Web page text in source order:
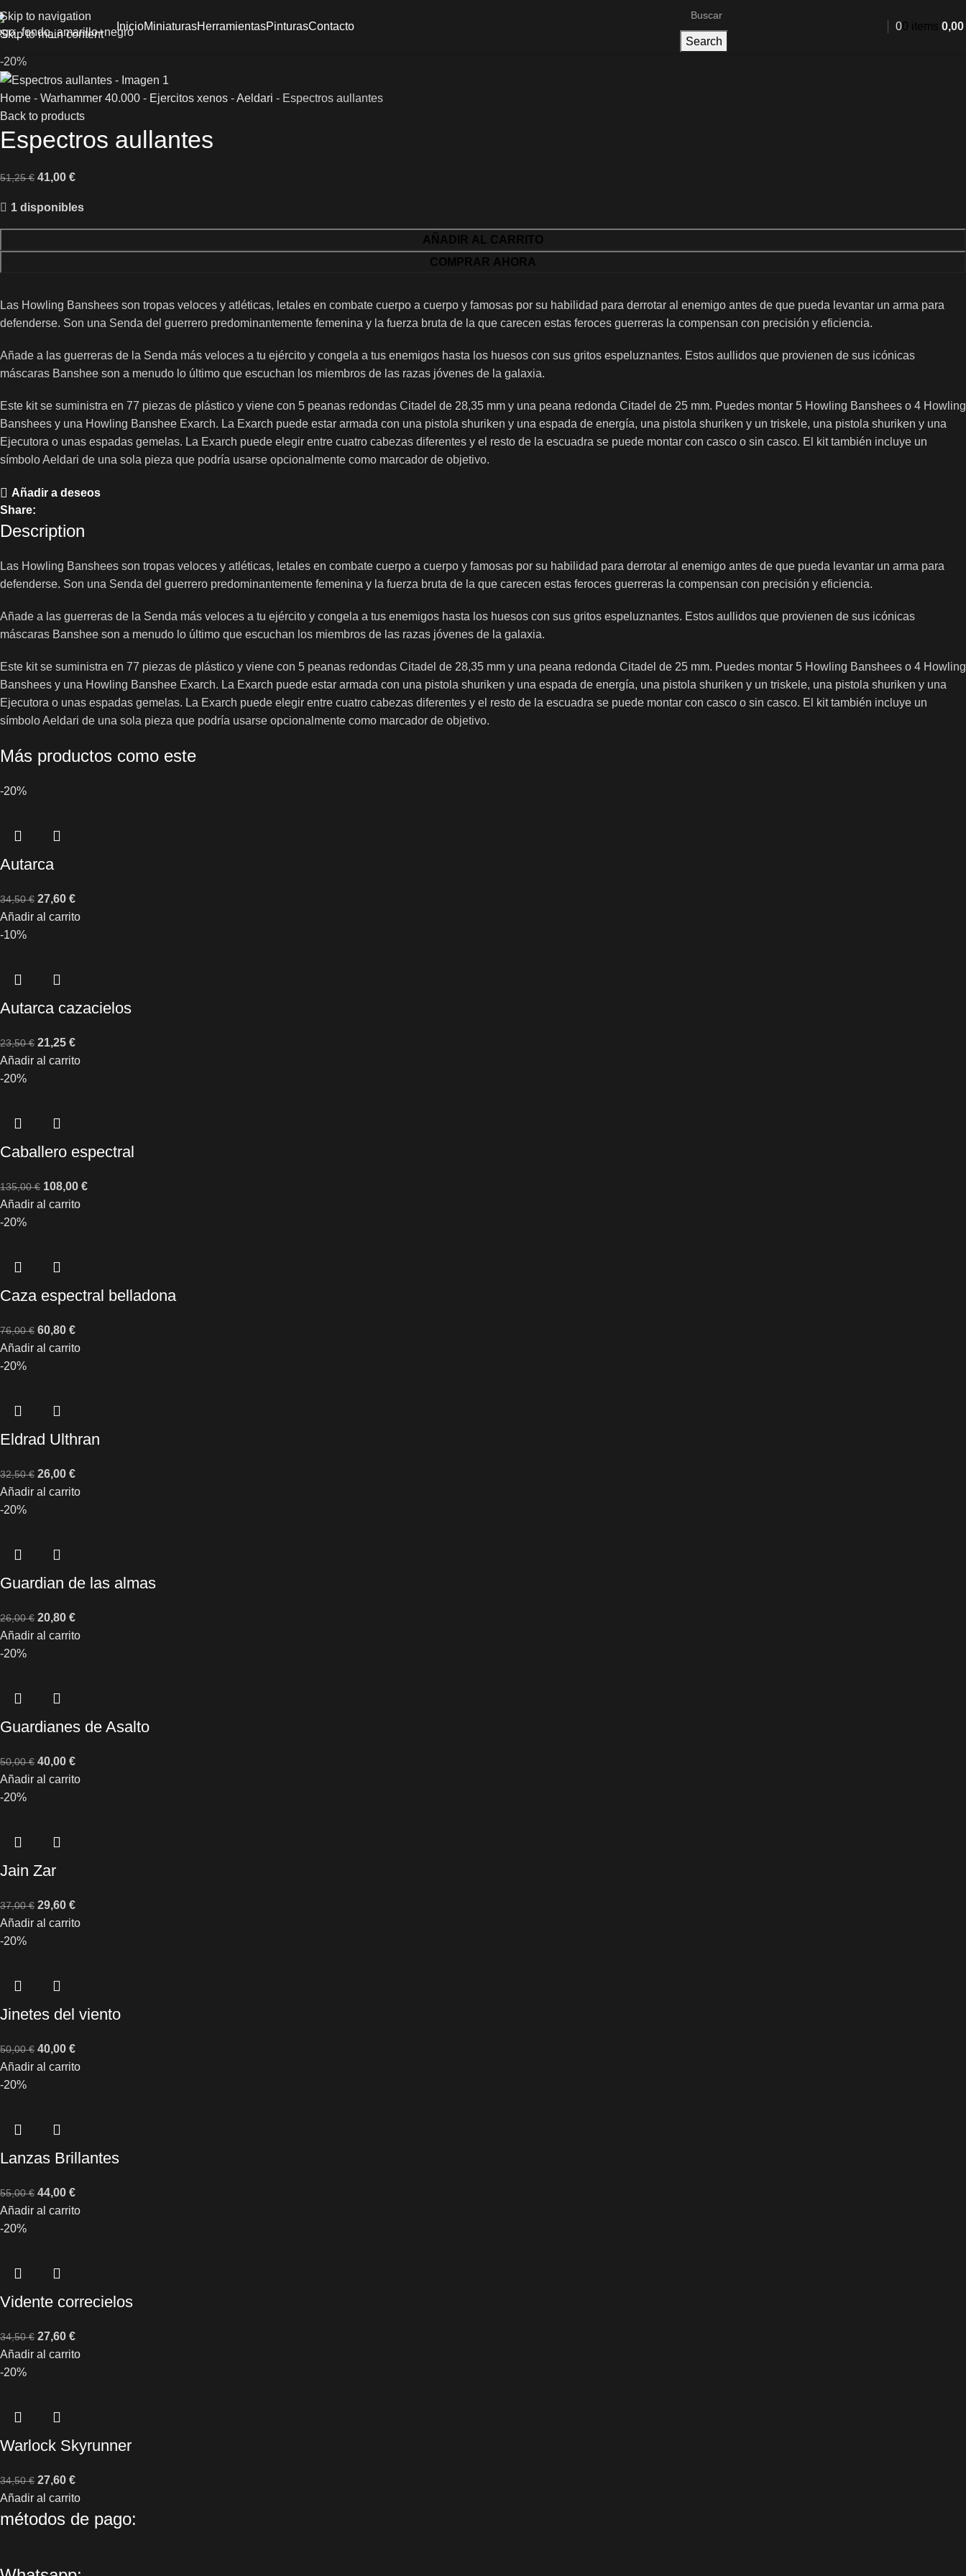
Skip to navigation
Skip to main content
InicioMiniaturasHerramientasPinturasContacto
Search
00 items 0,00
-20%
Home - Warhammer 40.000 - Ejercitos xenos -Aeldari - Espectros aullantes
Back to products
Espectros aullantes
51,25€ 41,00 €
1 disponibles
AÑADIR AL CARRITO
COMPRAR AHORA
Las Howling Banshees son tropas veloces y atléticas, letales en combate cuerpo a cuerpo y famosas por su habilidad para derrotar al enemigo antes de que pueda levantar un arma para
defenderse. Son una Senda del guerrero predominantemente femenina y la fuerza bruta de la que carecen estas feroces guerreras la compensan con precisión y eficiencia.
Añade a las guerreras de la Senda más veloces a tu ejército y congela a tus enemigos hasta los huesos con sus gritos espeluznantes. Estos aullidos que provienen de sus icónicas
máscaras Banshee son a menudo lo último que escuchan los miembros de las razas jóvenes de la galaxia.
Este kit se suministra en 77 piezas de plástico y viene con 5 peanas redondas Citadel de 28,35 mm y una peana redonda Citadel de 25 mm. Puedes montar 5 Howling Banshees o 4 Howling
Banshees y una Howling Banshee Exarch. La Exarch puede estar armada con una pistola shuriken y una espada de energía, una pistola shuriken y un triskele, una pistola shuriken y una
Ejecutora o unas espadas gemelas. La Exarch puede elegir entre cuatro cabezas diferentes y el resto de la escuadra se puede montar con casco o sin casco. El kit también incluye un
símbolo Aeldari de una sola pieza que podría usarse opcionalmente como marcador de objetivo.
Añadir a deseos
Share:
Description
Las Howling Banshees son tropas veloces y atléticas, letales en combate cuerpo a cuerpo y famosas por su habilidad para derrotar al enemigo antes de que pueda levantar un arma para
defenderse. Son una Senda del guerrero predominantemente femenina y la fuerza bruta de la que carecen estas feroces guerreras la compensan con precisión y eficiencia.
Añade a las guerreras de la Senda más veloces a tu ejército y congela a tus enemigos hasta los huesos con sus gritos espeluznantes. Estos aullidos que provienen de sus icónicas
máscaras Banshee son a menudo lo último que escuchan los miembros de las razas jóvenes de la galaxia.
Este kit se suministra en 77 piezas de plástico y viene con 5 peanas redondas Citadel de 28,35 mm y una peana redonda Citadel de 25 mm. Puedes montar 5 Howling Banshees o 4 Howling
Banshees y una Howling Banshee Exarch. La Exarch puede estar armada con una pistola shuriken y una espada de energía, una pistola shuriken y un triskele, una pistola shuriken y una
Ejecutora o unas espadas gemelas. La Exarch puede elegir entre cuatro cabezas diferentes y el resto de la escuadra se puede montar con casco o sin casco. El kit también incluye un
símbolo Aeldari de una sola pieza que podría usarse opcionalmente como marcador de objetivo.
Más productos como este
-20%
Autarca
34,50€ 27,60 €
Añadir al carrito
-10%
Autarca cazacielos
23,50€ 21,25 €
Añadir al carrito
-20%
Caballero espectral
135,00€ 108,00 €
Añadir al carrito
-20%
Caza espectral belladona
76,00€ 60,80 €
Añadir al carrito
-20%
Eldrad Ulthran
32,50€ 26,00 €
Añadir al carrito
-20%
Guardian de las almas
26,00€ 20,80 €
Añadir al carrito
-20%
Guardianes de Asalto
50,00€ 40,00 €
Añadir al carrito
-20%
Jain Zar
37,00€ 29,60 €
Añadir al carrito
-20%
Jinetes del viento
50,00€ 40,00 €
Añadir al carrito
-20%
Lanzas Brillantes
55,00€ 44,00 €
Añadir al carrito
-20%
Vidente correcielos
34,50€ 27,60 €
Añadir al carrito
-20%
Warlock Skyrunner
34,50€ 27,60 €
Añadir al carrito
métodos de pago: